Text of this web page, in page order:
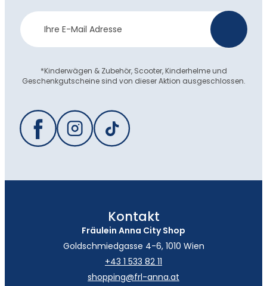
Newsletter
Anmeldung
*Kinderwägen & Zubehör, Scooter, Kinderhelme und
Geschenkgutscheine sind von dieser Aktion ausgeschlossen.
Kontakt
Fräulein Anna City Shop
Goldschmiedgasse 4-6, 1010 Wien
+43 1 533 82 11
shopping@frl-anna.at